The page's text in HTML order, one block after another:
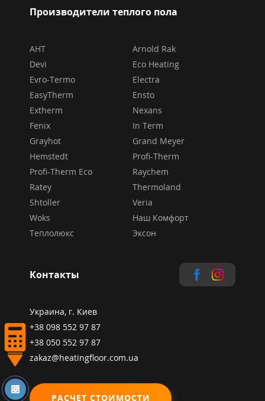
Производители теплого пола
AHT
Arnold Rak
Devi
Eco Heating
Evro-Termo
Electra
EasyTherm
Ensto
Extherm
Nexans
Fenix
In Term
Grayhot
Grand Meyer
Hemstedt
Profi-Therm
Profi-Therm Eco
Raychem
Ratey
Thermoland
Shtoller
Veria
Woks
Наш Комфорт
Теплолюкс
Эксон
Контакты
Украина, г. Киев
+38 098 552 97 87
+38 050 552 97 87
zakaz@heatingfloor.com.ua
РАСЧЕТ СТОИМОСТИ